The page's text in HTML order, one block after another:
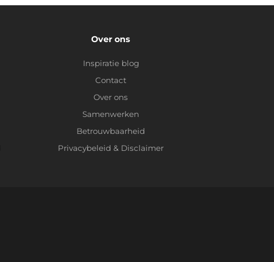
Over ons
Inspiratie blog
Contact
Over ons
Samenwerken
Betrouwbaarheid
Privacybeleid & Disclaimer